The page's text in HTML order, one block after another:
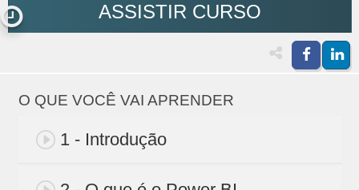
ASSISTIR CURSO
O QUE VOCÊ VAI APRENDER
1 - Introdução